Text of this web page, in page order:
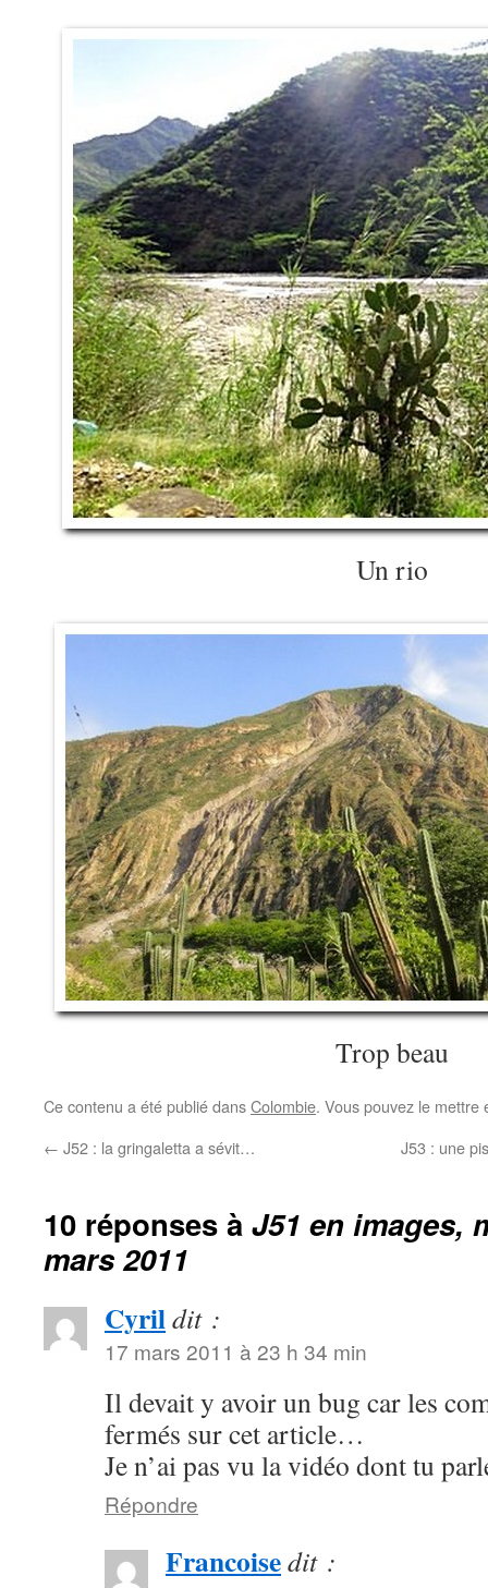
Un rio
Trop beau
Ce contenu a été publié dansColombie. Vous pouvez le
← J52 : la gringaletta a sévit… J53 : une
10 réponses à J51 en images,
mars 2011
Cyrildit :
17 mars 2011 à 23 h 34 min
Il devait y avoir un bug car les
fermés sur cet article…
Je n’ai pas vu la vidéo dont tu
Répondre
Francoisedit :